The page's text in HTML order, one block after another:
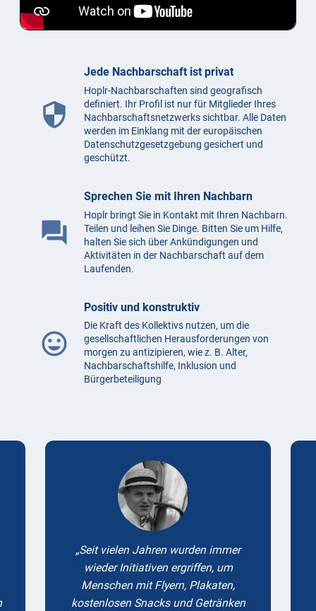
security
Jede Nachbarschaft ist privat
Hoplr-Nachbarschaften sind geografisch
definiert. Ihr Profil ist nur für Mitglieder Ihres
Nachbarschaftsnetzwerks sichtbar. Alle Daten
werden im Einklang mit der europäischen
Datenschutzgesetzgebung gesichert und
geschützt.
question_answer
Sprechen Sie mit Ihren Nachbarn
Hoplr bringt Sie in Kontakt mit Ihren Nachbarn.
Teilen und leihen Sie Dinge. Bitten Sie um Hilfe,
halten Sie sich über Ankündigungen und
Aktivitäten in der Nachbarschaft auf dem
Laufenden.
mood
Positiv und konstruktiv
Die Kraft des Kollektivs nutzen, um die
gesellschaftlichen Herausforderungen von
morgen zu antizipieren, wie z. B. Alter,
Nachbarschaftshilfe, Inklusion und
Bürgerbeteiligung
Testimonials
Seit vielen Jahren wurden immer
wieder Initiativen ergriffen, um
Menschen mit Flyern, Plakaten,
kostenlosen Snacks und Getränken